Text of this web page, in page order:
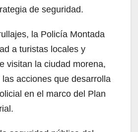
de seguridad.
la Policía Montada
a turistas locales y
visitan la ciudad morena,
acciones que desarrolla
en el marco del Plan